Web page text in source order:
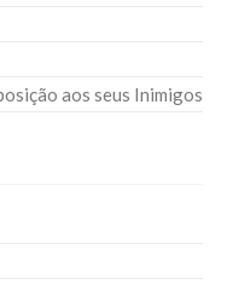
aos seus Inimigos